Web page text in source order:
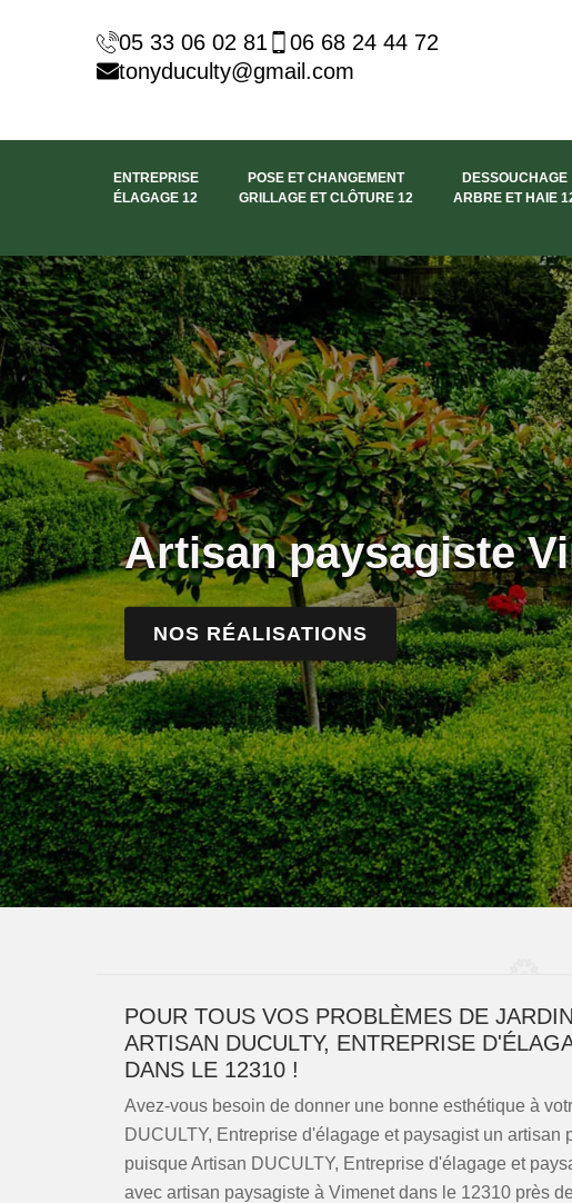
05 33 06 02 81
06 68 24 44 72
tonyduculty@gmail.com
ENTREPRISE
ÉLAGAGE 12
POSE ET CHANGEMENT
GRILLAGE ET CLÔTURE 12
DESSOUCHAGE
ARBRE ET HAIE
Artisan paysagiste
NOS RÉALISATIONS
POUR TOUS VOS PROBLÈMES DE
ARTISAN DUCULTY, ENTREPRISE
DANS LE 12310 !
Avez-vous besoin de donner une bonne esthétique à
DUCULTY, Entreprise d'élagage et paysagist un
puisque Artisan DUCULTY, Entreprise d'élagage et
avec artisan paysagiste à Vimenet dans le 12310 près